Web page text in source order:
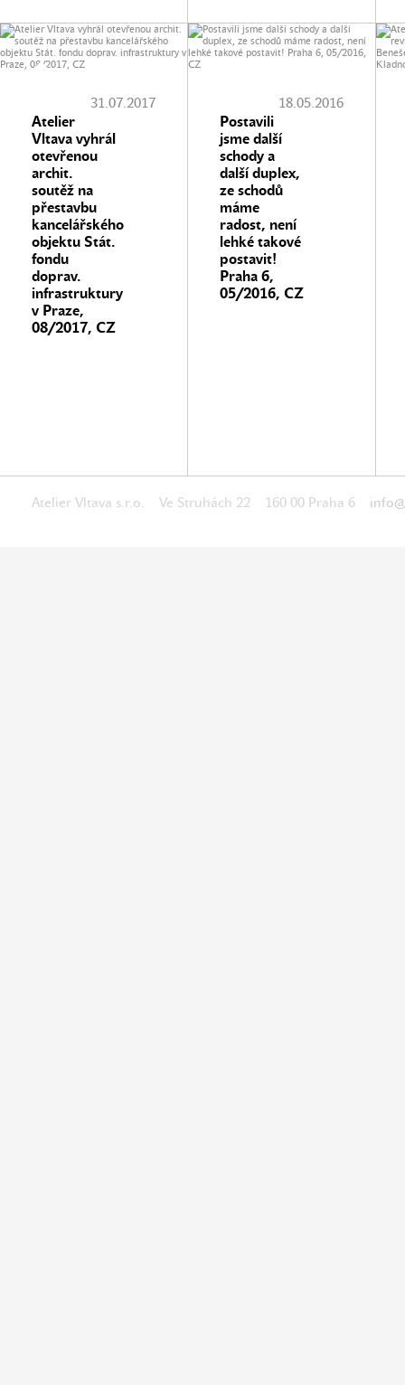
31.07.2017
Atelier
Vltava vyhrál
otevřenou
archit.
soutěž na
přestavbu
kancelářského
objektu Stát.
fondu
doprav.
infrastruktury
v Praze,
08/2017, CZ
18.05.2016
Postavili
jsme další
schody a
další duplex,
ze schodů
máme
radost, není
lehké takové
postavit!
Praha 6,
05/2016, CZ
Atelier Vltava s.r.o. Ve Struhách 22 160 00 Praha 6